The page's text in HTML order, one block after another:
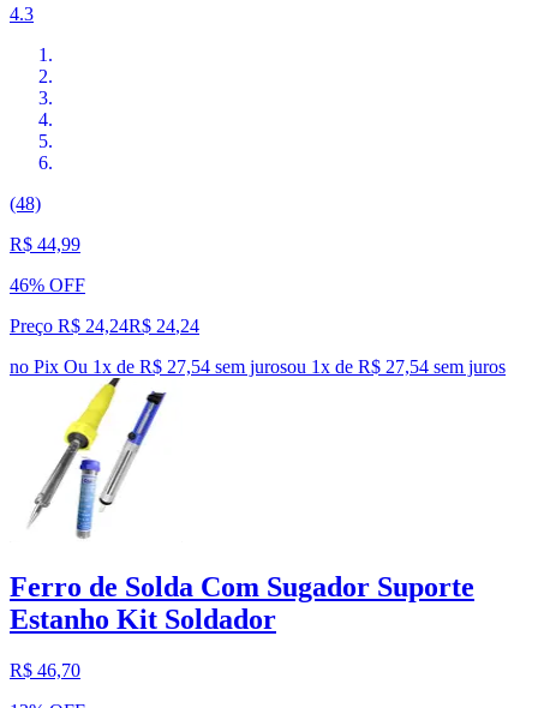
4.3
(48)
R$ 44,99
46% OFF
Preço R$ 24,24R$ 24,24
no Pix Ou 1x de R$ 27,54 sem jurosou 1x de R$ 27,54 sem juros
Ferro de Solda Com Sugador Suporte
Estanho Kit Soldador
R$ 46,70